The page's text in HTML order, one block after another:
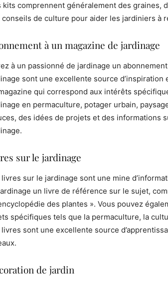
kits comprennent généralement des graines,
conseils de culture pour aider les jardiniers à
à un magazine de jardinage
à un passionné de jardinage un
sont une excellente source
qui correspond aux intérêts
en permaculture, potager urbain,
des idées de projets et des informations
sur le jardinage
livres sur le jardinage sont une mine
un livre de référence sur le sujet,
des plantes ». Vous pouvez
spécifiques tels que la permaculture, la
livres sont une excellente source
de jardin